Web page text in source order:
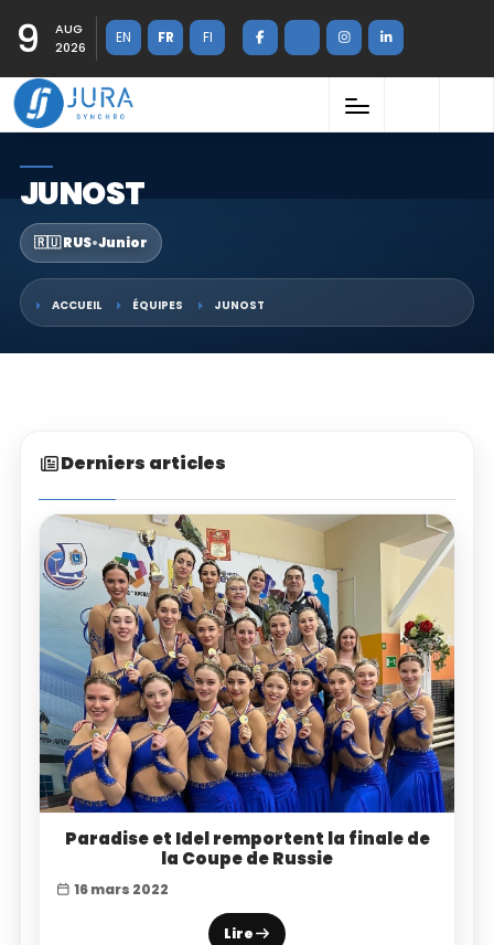
9
AUG
2026
EN FR FI
JUNOST
🇷🇺 RUS•Junior
ACCUEIL ÉQUIPES JUNOST
Derniers articles
Paradise et Idel remportent la finale de
la Coupe de Russie
16 mars 2022
Lire